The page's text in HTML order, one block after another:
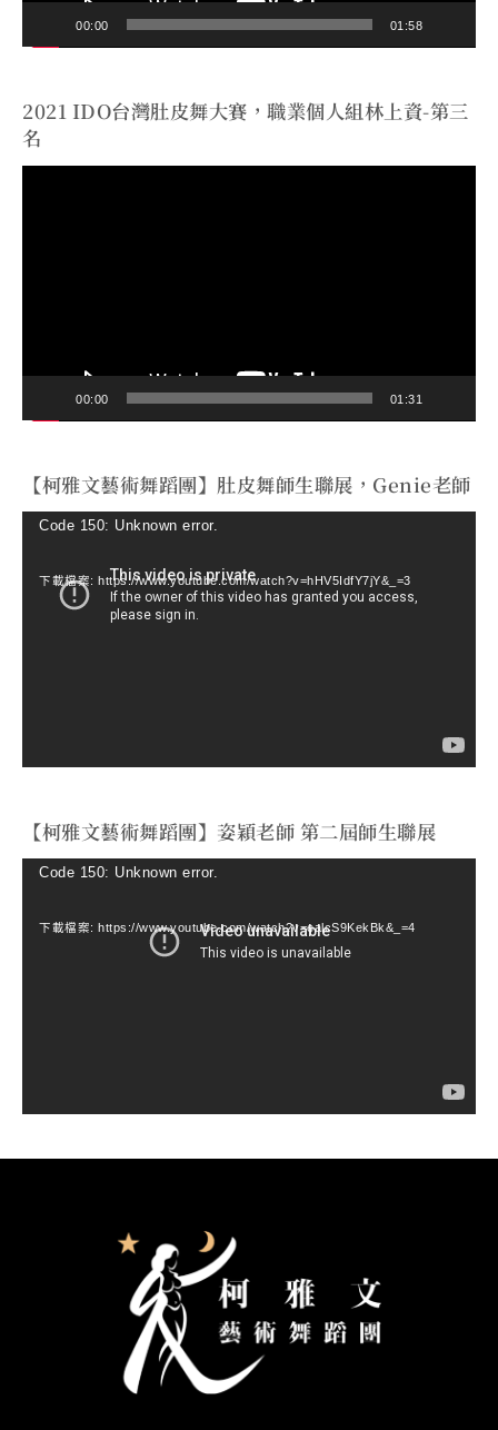
00:00 01:58
2021 IDO台灣肚皮舞大賽，職業個人組林上資-第三
名
00:00 01:31
【柯雅文藝術舞蹈團】肚皮舞師生聯展，Genie老師
視Code 150: Unknown error.
下載檔案: https://www.youtube.com/watch?v=hHV5IdfY7jY&_=3
【柯雅文藝術舞蹈團】姿穎老師 第二屆師生聯展
視Code 150: Unknown error.
下載檔案: https://www.youtube.com/watch?v=ealcS9KekBk&_=4